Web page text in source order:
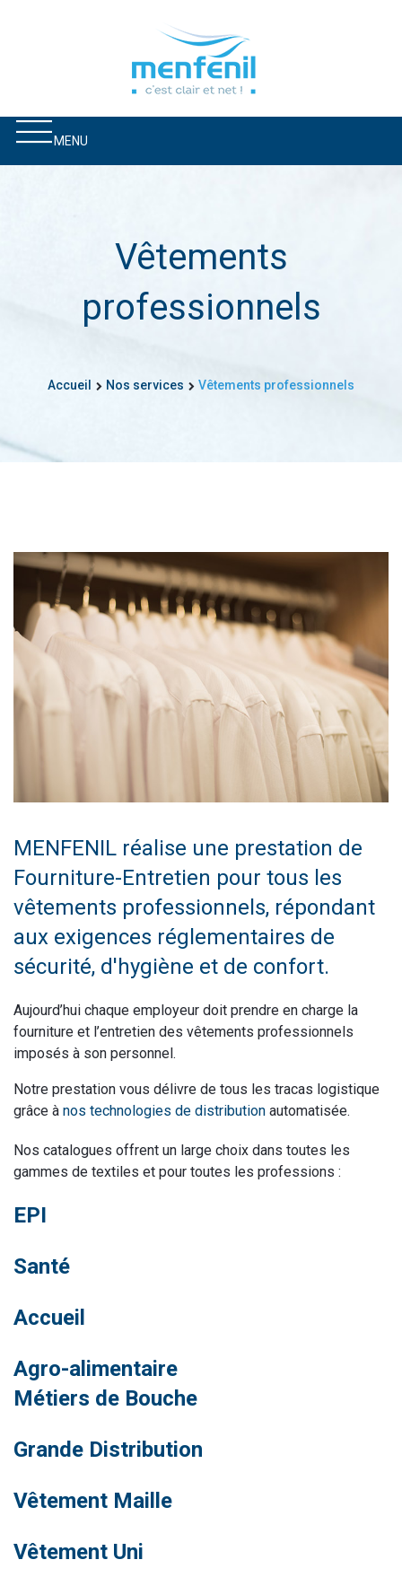
MENU
Vêtements
professionnels
Accueil Nos services Vêtements professionnels
MENFENIL réalise une prestation de
Fourniture-Entretien pour tous les
vêtements professionnels, répondant
aux exigences réglementaires de
sécurité, d'hygiène et de confort.
Aujourd’hui chaque employeur doit prendre en charge la
fourniture et l’entretien des vêtements professionnels
imposés à son personnel.
Notre prestation vous délivre de tous les tracas logistique
grâce à nos technologies de distribution automatisée.
Nos catalogues offrent un large choix dans toutes les
gammes de textiles et pour toutes les professions :
EPI
Santé
Accueil
Agro-alimentaire
Métiers de Bouche
Grande Distribution
Vêtement Maille
Vêtement Uni